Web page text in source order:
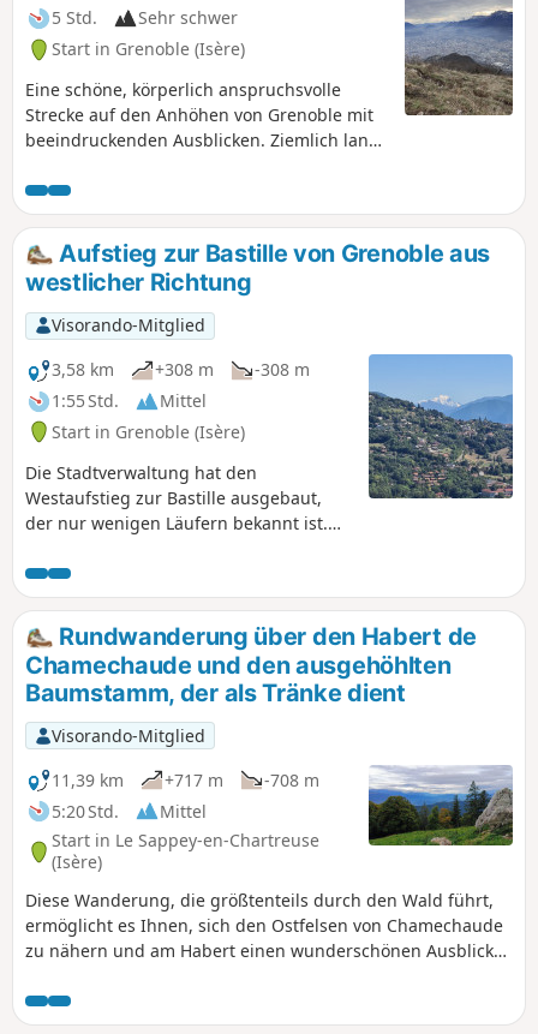
5 Std.
Sehr schwer
Start in Grenoble (Isère)
Eine schöne, körperlich anspruchsvolle
Strecke auf den Anhöhen von Grenoble mit
beeindruckenden Ausblicken. Ziemlich lange
man laufen. Vorsicht jedoch, die Strecke auf
der Seite von La Tronche ist etwas holprig.
Aufstieg zur Bastille von Grenoble aus
westlicher Richtung
Visorando-Mitglied
3,58 km
+308 m
-308 m
1:55 Std.
Mittel
Start in Grenoble (Isère)
Die Stadtverwaltung hat den
Westaufstieg zur Bastille ausgebaut,
der nur wenigen Läufern bekannt ist.
Clémencières erreichbar. Der
vorgeschlagene Abstieg führt Sie zurück
zum Jardin des Dauphins, aber Sie
können auch einen anderen üblichen
Weg nehmen (Fontaine du Lion oder
Porte Saint-Laurent, oder sogar die
Seilbahn von Grenoble, die den
Spitznamen „les Bulles” trägt).Der Hang
ist ziemlich steil, aber ungefährlich. Sie
kommen an einigen ungewöhnlichen
Ausblicken auf das Tal und an den
Grottes de Mandrin vorbei, einer
Verteidigungsanlage des Glacis de la
Bastille.Diese Wanderung sollte bei
Regenwetter und bis zu 24 Stunden
danach nicht unternommen werden, da
und Rückwanderung wird abgeraten.
Rundwanderung über den Habert de
Chamechaude und den ausgehöhlten
Baumstamm, der als Tränke dient
Visorando-Mitglied
11,39 km
+717 m
-708 m
5:20 Std.
Mittel
Start in Le Sappey-en-Chartreuse
(Isère)
Diese Wanderung, die größtenteils durch den Wald führt,
ermöglicht es Ihnen, sich den Ostfelsen von Chamechaude
zu nähern und am Habert einen wunderschönen Ausblick
Vercors zu genießen.